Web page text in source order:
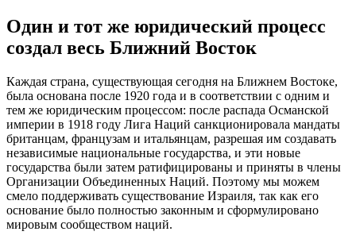
Один и тот же юридический процесс
создал весь Ближний Восток
Каждая страна, существующая сегодня на Ближнем Востоке,
была основана после 1920 года и в соответствии с одним и
тем же юридическим процессом: после распада Османской
империи в 1918 году Лига Наций санкционировала мандаты
британцам, французам и итальянцам, разрешая им создавать
независимые национальные государства, и эти новые
государства были затем ратифицированы и приняты в члены
Организации Объединенных Наций. Поэтому мы можем
смело поддерживать существование Израиля, так как его
основание было полностью законным и сформулировано
мировым сообществом наций.